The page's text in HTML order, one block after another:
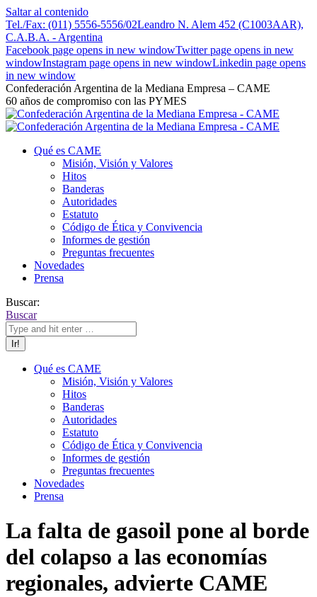
Saltar al contenido
Tel./Fax: (011) 5556-5556/02Leandro N. Alem 452 (C1003AAR),
C.A.B.A. - Argentina
Facebook page opens in new windowTwitter page opens in new
windowInstagram page opens in new windowLinkedin page opens
in new window
Confederación Argentina de la Mediana Empresa – CAME
60 años de compromiso con las PYMES
Qué es CAME
Misión, Visión y Valores
Hitos
Banderas
Autoridades
Estatuto
Código de Ética y Convivencia
Informes de gestión
Preguntas frecuentes
Novedades
Prensa
Buscar:
Buscar
Qué es CAME
Misión, Visión y Valores
Hitos
Banderas
Autoridades
Estatuto
Código de Ética y Convivencia
Informes de gestión
Preguntas frecuentes
Novedades
Prensa
La falta de gasoil pone al borde
del colapso a las economías
regionales, advierte CAME